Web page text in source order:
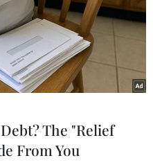
trong ba năm qua
cấp bách của việc
giới của an sinh xã
của đại dịch
(Vietnam+)
The "Relief
From You